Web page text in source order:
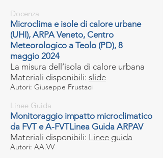
Docenza
Microclima e isole di calore urbane
(UHI), ARPA Veneto, Centro
Meteorologico a Teolo (PD), 8
maggio 2024
La misura dell’isola di calore urbana
Materiali disponibili: slide
Autori: Giuseppe Frustaci
Linee Guida
Monitoraggio impatto microclimatico
da FVT e A-FVTLinea Guida ARPAV
Materiali disponibili: Linee guida
Autori: AA.VV